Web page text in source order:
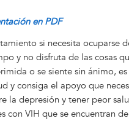
en PDF
si necesita ocuparse
y no disfruta de las cosas
o se siente sin ánimo,
y consiga el apoyo que
la depresión y tener peor
con VIH que se encuentran